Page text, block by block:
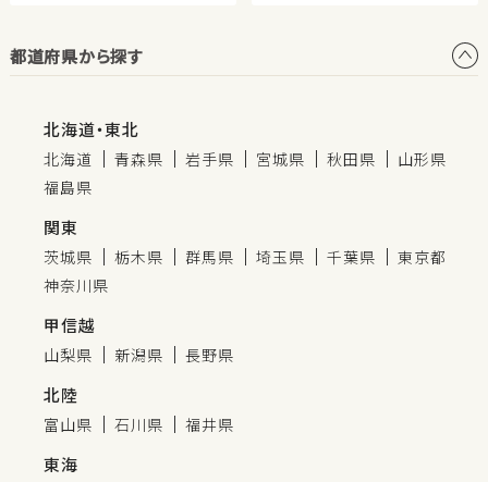
都道府県から探す
北海道・東北
北海道 青森県 岩手県 宮城県 秋田県
山形県
福島県
関東
茨城県 栃木県 群馬県 埼玉県 千葉県
東京都
神奈川県
甲信越
山梨県 新潟県 長野県
北陸
富山県 石川県 福井県
東海